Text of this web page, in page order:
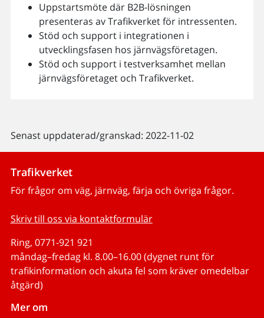
Uppstartsmöte där B2B-lösningen
presenteras av Trafikverket för intressenten.
Stöd och support i integrationen i
utvecklingsfasen hos järnvägsföretagen.
Stöd och support i testverksamhet mellan
järnvägsföretaget och Trafikverket.
Senast uppdaterad/granskad: 2022-11-02
Trafikverket
För frågor om väg, järnväg, färja och övriga frågor.
Skriv till oss via kontaktformulär
Ring, 0771-921 921
måndag–fredag kl. 8.00–16.00 (dygnet runt för
trafikinformation och akuta fel som kräver omedelbar
åtgärd)
Mer om